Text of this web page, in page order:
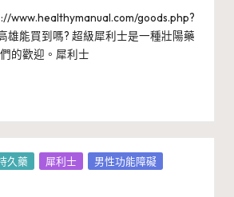
www.healthymanual.com/goods.php?
雄能買到嗎? 超級犀利士是一種壯陽藥
的歡迎。犀利士
久藥 犀利士
男性功能障礙